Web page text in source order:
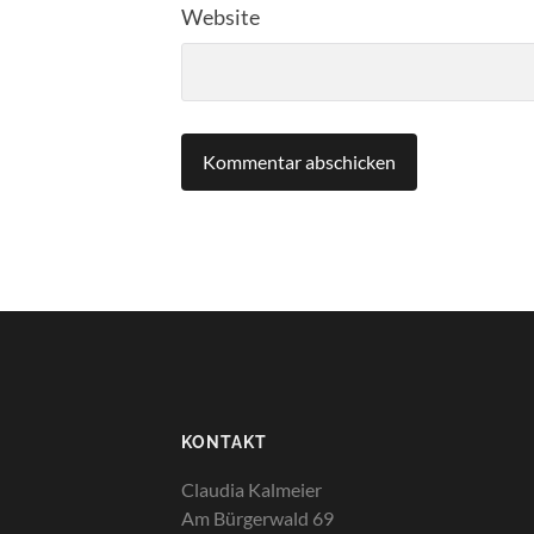
Website
KONTAKT
Claudia Kalmeier
Am Bürgerwald 69